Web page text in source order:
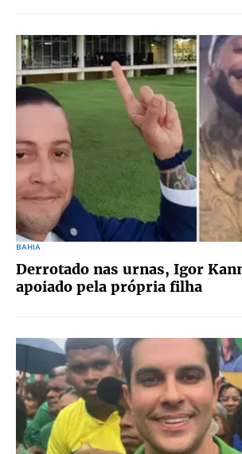
BAHIA
Derrotado nas urnas, Igor
apoiado pela própria filha